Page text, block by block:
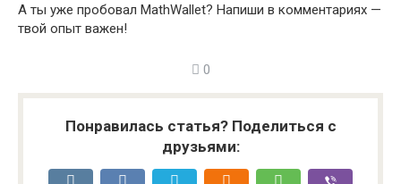
А ты уже пробовал MathWallet? Напиши в комментариях —
твой опыт важен!
0
Понравилась статья? Поделиться с
друзьями: